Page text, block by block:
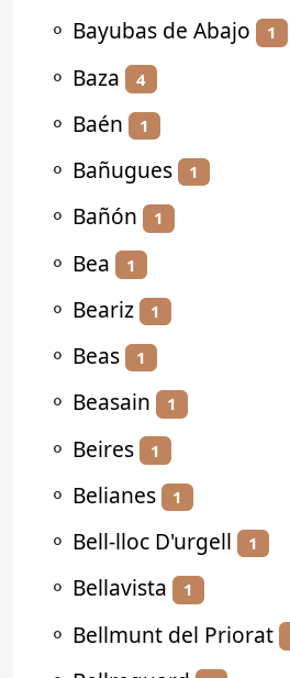
⚬ Bayubas de Abajo 1
⚬ Baza 4
⚬ Baén 1
⚬ Bañugues 1
⚬ Bañón 1
⚬ Bea 1
⚬ Beariz 1
⚬ Beas 1
⚬ Beasain 1
⚬ Beires 1
⚬ Belianes 1
⚬ Bell-lloc D'urgell 1
⚬ Bellavista 1
⚬ Bellmunt del Priorat